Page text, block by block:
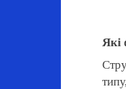
Які